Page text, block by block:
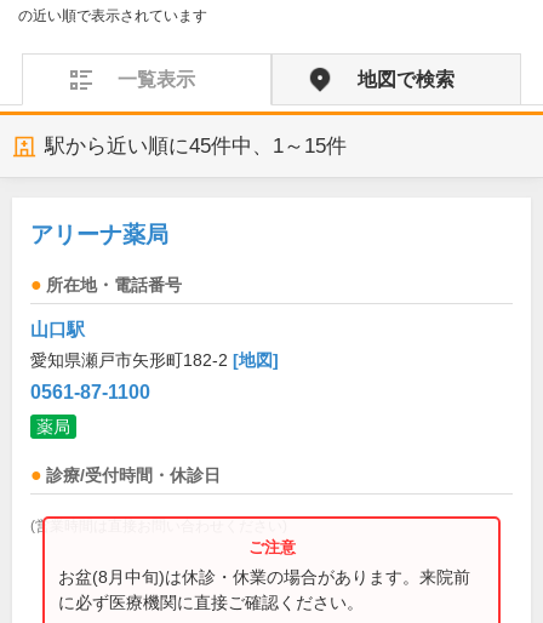
の近い順で表示されています
一覧表示 地図で検索
駅から近い順に45件中、 1～15件
アリーナ薬局
所在地・電話番号
山口駅
愛知県瀬戸市矢形町182-2 [地図]
0561-87-1100
薬局
診療/受付時間・休診日
(営業時間は直接お問い合わせください)
お盆(8月中旬)は休診・休業の場合があります。来院前
に必ず医療機関に直接ご確認ください。